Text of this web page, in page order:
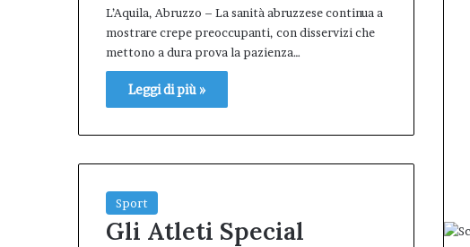
L’Aquila, Abruzzo – La sanità abruzzese continua a
mostrare crepe preoccupanti, con disservizi che
mettono a dura prova la pazienza…
Leggi di più »
Sport
Gli Atleti Special